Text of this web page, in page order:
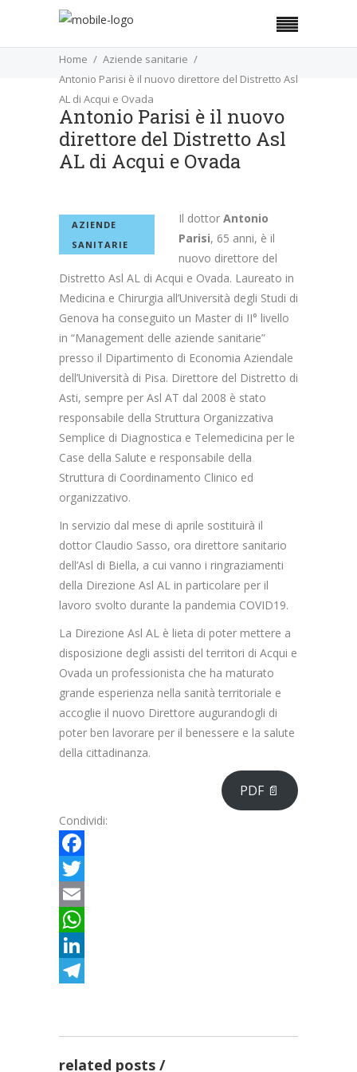
Home
Aziende sanitarie
Antonio Parisi è il nuovo direttore del Distretto Asl
AL di Acqui e Ovada
Antonio Parisi è il nuovo
direttore del Distretto Asl
AL di Acqui e Ovada
AZIENDE
SANITARIE
Il dottor Antonio
Parisi, 65 anni, è il
nuovo direttore del
Distretto Asl AL di Acqui e Ovada. Laureato in
Medicina e Chirurgia all’Università degli Studi di
Genova ha conseguito un Master di II° livello
in “Management delle aziende sanitarie”
presso il Dipartimento di Economia Aziendale
dell’Università di Pisa. Direttore del Distretto di
Asti, sempre per Asl AT dal 2008 è stato
responsabile della Struttura Organizzativa
Semplice di Diagnostica e Telemedicina per le
Case della Salute e responsabile della
Struttura di Coordinamento Clinico ed
organizzativo.
In servizio dal mese di aprile sostituirà il
dottor Claudio Sasso, ora direttore sanitario
dell’Asl di Biella, a cui vanno i ringraziamenti
della Direzione Asl AL in particolare per il
lavoro svolto durante la pandemia COVID19.
La Direzione Asl AL è lieta di poter mettere a
disposizione degli assisti del territori di Acqui e
Ovada un professionista che ha maturato
grande esperienza nella sanità territoriale e
accoglie il nuovo Direttore augurandogli di
poter ben lavorare per il benessere e la salute
della cittadinanza.
PDF 📄
Condividi:
Facebook
Twitter
Email
WhatsApp
LinkedIn
related posts
completato grazie ai Fondi
Al San Luigi Gonzaga